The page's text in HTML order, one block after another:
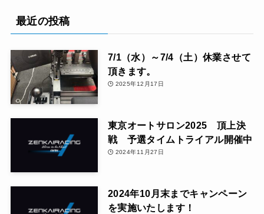
最近の投稿
7/1（水）～7/4（土）休業させて
頂きます。
2025年12月17日
東京オートサロン2025 頂上決
戦 予選タイムトライアル開催中
2024年11月27日
2024年10月末までキャンペーン
を実施いたします！